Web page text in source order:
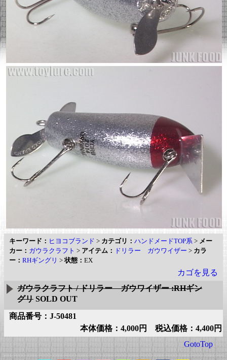
キーワード： ヒヨコブランド > カテゴリ： ハンドメードTOP系 > メー
カー： ガウラクラフト > アイテム： ドリラー ガウワイザー > カラ
ー： RHギングリ >状態： EX
カゴを見る
ガウラクラフト / ドリラー ガウワイザー :RHギン
グリ SOLD OUT
商品番号：J-50481
本体価格：4,000円 税込価格：4,400円
GotoTop